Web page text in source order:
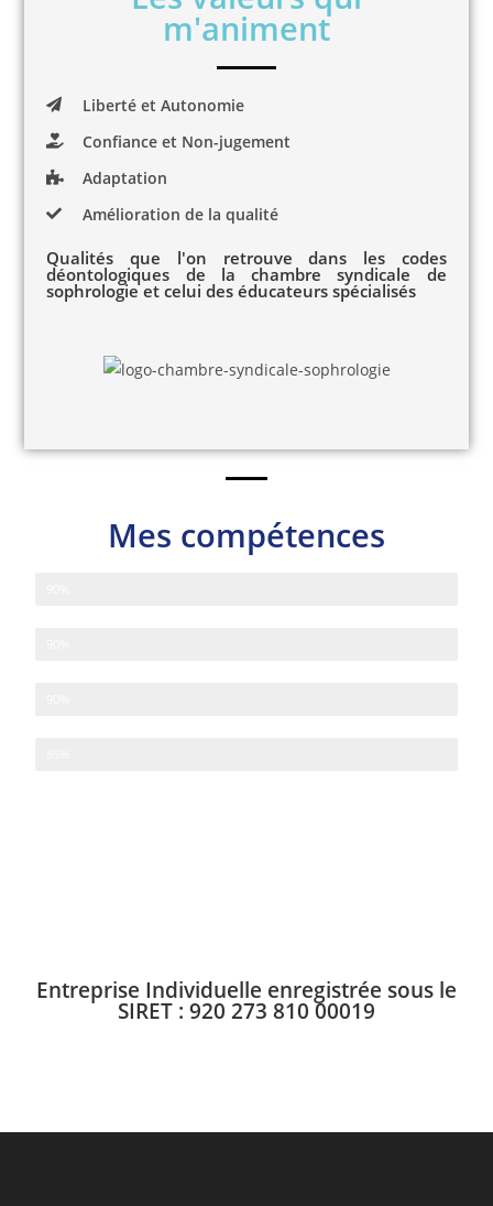
m'animent
Liberté et Autonomie
Confiance et Non-jugement
Adaptation
Amélioration de la qualité
Qualités que l'on retrouve dans les codes
déontologiques de la chambre syndicale de
sophrologie et celui des éducateurs spécialisés
Mes compétences
Entreprise Individuelle enregistrée sous le
SIRET : 920 273 810 00019